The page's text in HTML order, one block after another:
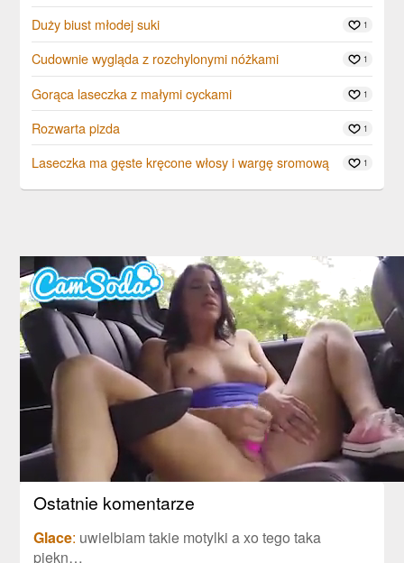
Duży biust młodej suki 1
Cudownie wygląda z rozchylonymi nóżkami 1
Gorąca laseczka z małymi cyckami 1
Rozwarta pizda 1
Laseczka ma gęste kręcone włosy i wargę sromową 1
Ostatnie komentarze
Glace: uwielbiam takie motylki a xo tego taka
piekn…